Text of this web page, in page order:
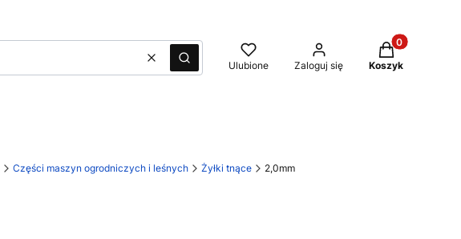
WyczyśćSzukaj Ulubione Zaloguj się
Produkty w
Koszyk
Części maszyn ogrodniczych i leśnych Żyłki tnące 2,0mm